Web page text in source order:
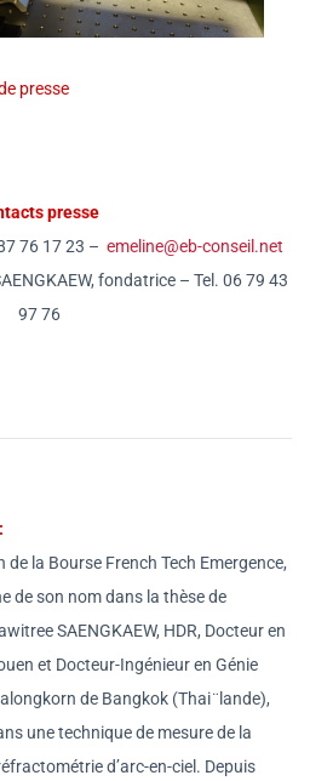
presse
presse
76 17 23 – emeline@eb-conseil.net
fondatrice – Tel. 06 79 43
97 76
de la Bourse French Tech Emergence,
de son nom dans la thèse de
SAENGKAEW, HDR, Docteur en
et Docteur-Ingénieur en Génie
de Bangkok (Thai
lande),
une technique de mesure de la
d’arc-en-ciel. Depuis